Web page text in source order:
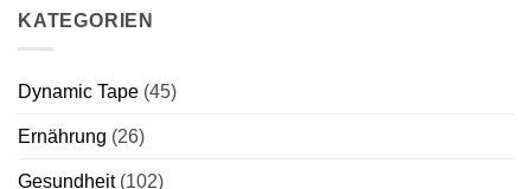
KATEGORIEN
Dynamic Tape (45)
Ernährung (26)
Gesundheit(102)